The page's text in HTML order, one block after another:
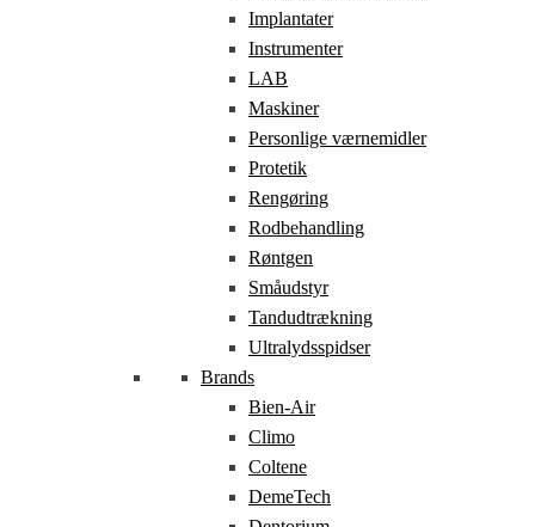
Implantater
Instrumenter
LAB
Maskiner
Personlige værnemidler
Protetik
Rengøring
Rodbehandling
Røntgen
Småudstyr
Tandudtrækning
Ultralydsspidser
Brands
Bien-Air
Climo
Coltene
DemeTech